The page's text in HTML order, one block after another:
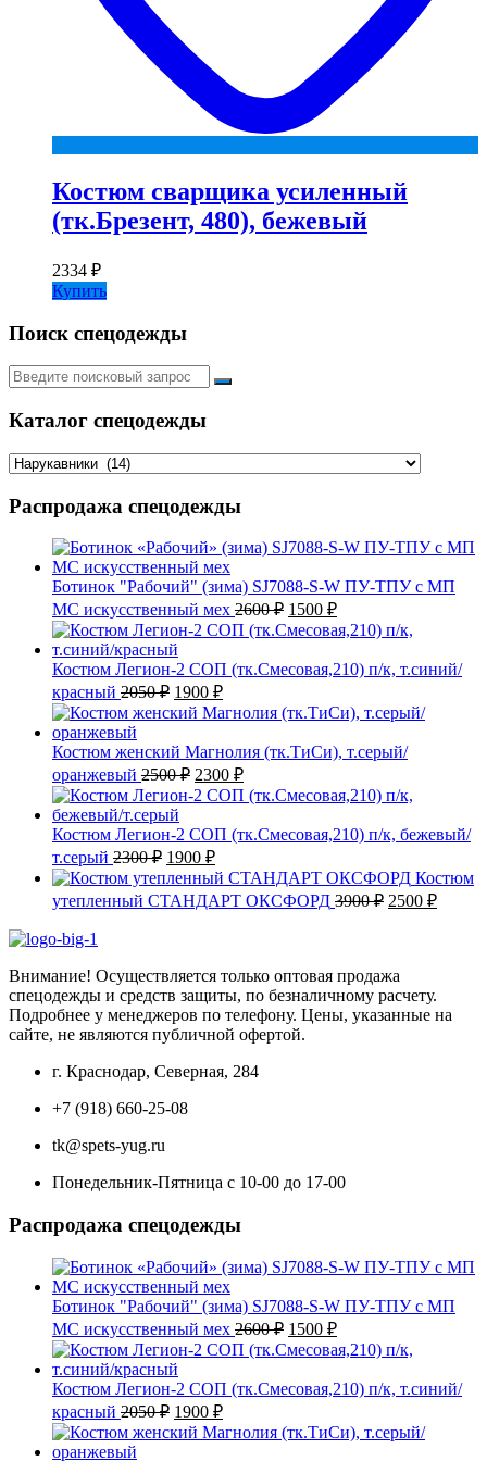
Костюм сварщика усиленный
(тк.Брезент, 480), бежевый
2334 ₽
Купить
Поиск спецодежды
Искать:
Каталог спецодежды
Распродажа спецодежды
Ботинок "Рабочий" (зима) SJ7088-S-W ПУ-ТПУ с МП
МС искусственный мех 2600₽ Первоначальная
цена
составляла
2600 ₽.
1500 ₽Текущая
цена:
Костюм Легион-2 СОП (тк.Смесовая,210) п/к, т.синий/
красный 2050₽ Первоначальная
цена
составляла
2050 ₽.
1900 ₽Текущая
цена:
Костюм женский Магнолия (тк.ТиСи), т.серый/
оранжевый 2500₽ Первоначальная
цена
составляла
2500 ₽.
2300 ₽Текущая
цена:
Костюм Легион-2 СОП (тк.Смесовая,210) п/к, бежевый/
т.серый 2300₽ Первоначальная
цена
составляла
2300 ₽.
1900 ₽Текущая
цена:
1900 ₽.
Костюм
утепленный СТАНДАРТ ОКСФОРД 3900₽ 2500 ₽
Внимание! Осуществляется только оптовая продажа
спецодежды и средств защиты, по безналичному расчету.
Подробнее у менеджеров по телефону. Цены, указанные на
сайте, не являются публичной офертой.
г. Краснодар, Северная, 284
+7 (918) 660-25-08
tk@spets-yug.ru
Понедельник-Пятница с 10-00 до 17-00
Распродажа спецодежды
Ботинок "Рабочий" (зима) SJ7088-S-W ПУ-ТПУ с МП
МС искусственный мех 2600₽ Первоначальная
цена
составляла
2600 ₽.
1500 ₽Текущая
цена:
Костюм Легион-2 СОП (тк.Смесовая,210) п/к, т.синий/
красный 2050₽ Первоначальная
цена
составляла
1900 ₽Текущая
цена: